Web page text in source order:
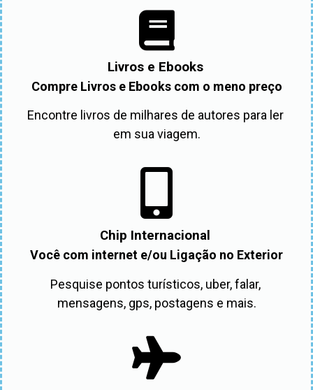
Livros e Ebooks
Compre Livros e Ebooks com o meno preço
Encontre livros de milhares de autores para ler
em sua viagem.
Chip Internacional
Você com internet e/ou Ligação no Exterior
Pesquise pontos turísticos, uber, falar,
mensagens, gps, postagens e mais.